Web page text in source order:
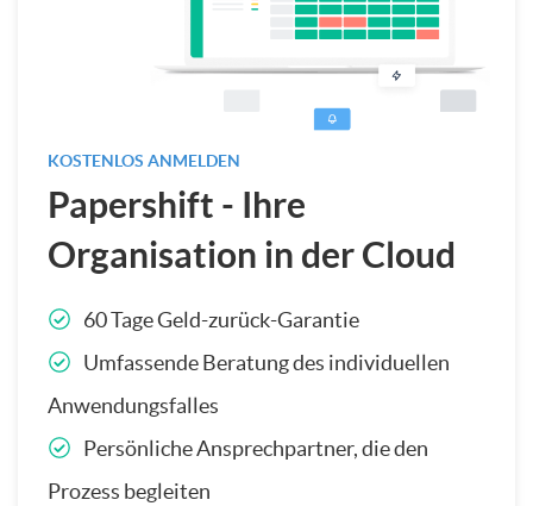
KOSTENLOS ANMELDEN
Papershift - Ihre
Organisation in der Cloud
60 Tage Geld-zurück-Garantie
Umfassende Beratung des individuellen
Anwendungsfalles
Persönliche Ansprechpartner, die den
Prozess begleiten